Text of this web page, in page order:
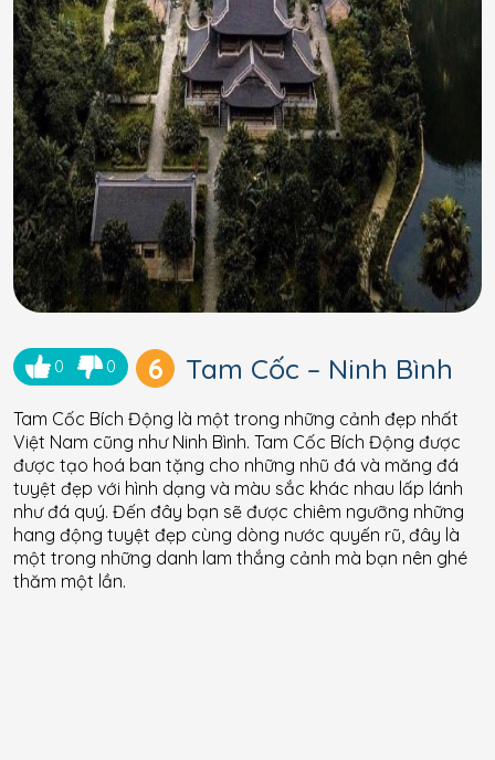
0 0 6 Tam Cốc – Ninh Bình
Tam Cốc Bích Động là một trong những cảnh đẹp nhất
Việt Nam cũng như Ninh Bình. Tam Cốc Bích Động được
được tạo hoá ban tặng cho những nhũ đá và măng đá
tuyệt đẹp với hình dạng và màu sắc khác nhau lấp lánh
như đá quý. Đến đây bạn sẽ được chiêm ngưỡng những
hang động tuyệt đẹp cùng dòng nước quyến rũ, đây là
một trong những danh lam thắng cảnh mà bạn nên ghé
thăm một lần.